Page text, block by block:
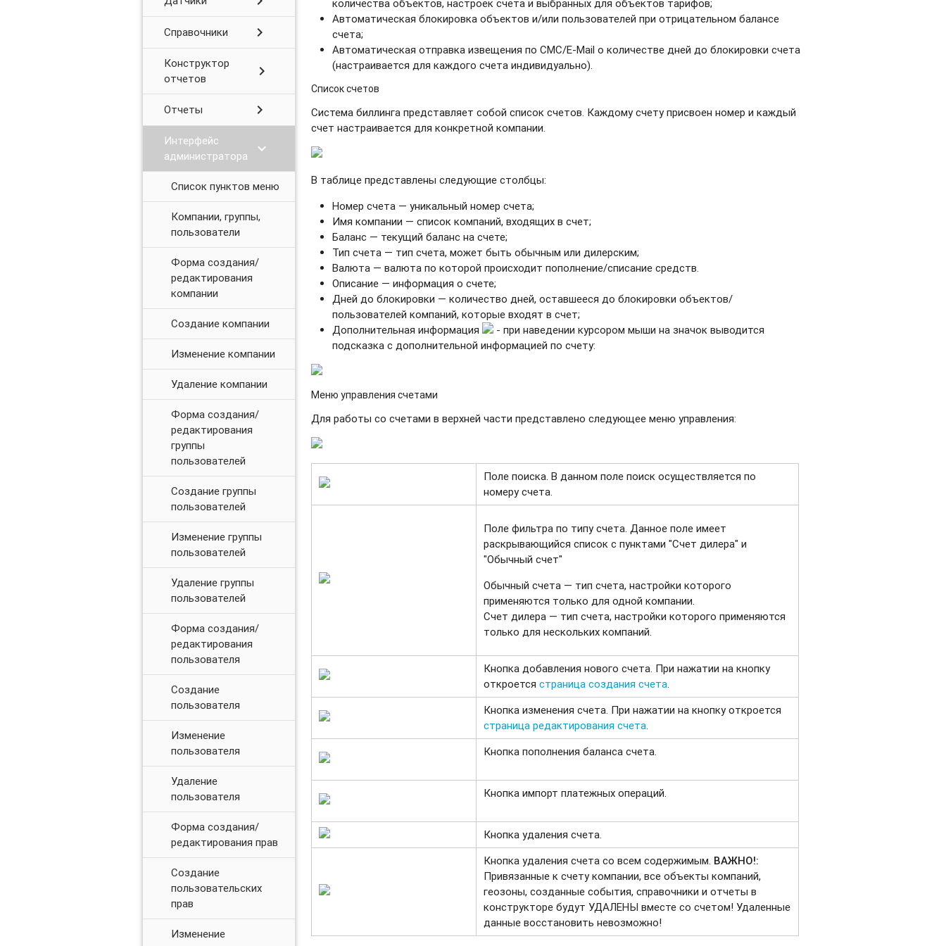
Справочники chevron_right
Конструктор
отчетов
chevron_right
Отчеты chevron_right
Интерфейс
администратора
chevron_right
Список пунктов меню
Компании, группы,
пользователи
Форма создания/
редактирования
компании
Создание компании
Изменение компании
Удаление компании
Форма создания/
редактирования
группы
пользователей
Создание группы
пользователей
Изменение группы
пользователей
Удаление группы
пользователей
Форма создания/
редактирования
пользователя
Создание
пользователя
Изменение
пользователя
Удаление
пользователя
Форма создания/
редактирования прав
Создание
пользовательских
прав
Изменение
количества объектов, настроек счета и выбранных для объектов тарифов;
Автоматическая блокировка объектов и/или пользователей при отрицательном балансе
счета;
Автоматическая отправка извещения по СМС/E-Mail о количестве дней до блокировки счета
(настраивается для каждого счета индивидуально).
Список счетов
Система биллинга представляет собой список счетов. Каждому счету присвоен номер и каждый
счет настраивается для конкретной компании.
В таблице представлены следующие столбцы:
Номер счета — уникальный номер счета;
Имя компании — список компаний, входящих в счет;
Баланс — текущий баланс на счете;
Тип счета — тип счета, может быть обычным или дилерским;
Валюта — валюта по которой происходит пополнение/списание средств.
Описание — информация о счете;
Дней до блокировки — количество дней, оставшееся до блокировки объектов/
пользователей компаний, которые входят в счет;
Дополнительная информация
- при наведении курсором мыши на значок выводится
подсказка с дополнительной информацией по счету:
Меню управления счетами
Для работы со счетами в верхней части представлено следующее меню управления:
Поле поиска. В данном поле поиск осуществляется по
номеру счета.
Поле фильтра по типу счета. Данное поле имеет
раскрывающийся список с пунктами "Счет дилера" и
"Обычный счет"
Обычный счета — тип счета, настройки которого
применяются только для одной компании.
Счет дилера — тип счета, настройки которого применяются
только для нескольких компаний.
Кнопка добавления нового счета. При нажатии на кнопку
откроетсястраница создания счета
Кнопка изменения счета. При нажатии на кнопку откроется
страница редактирования счета
Кнопка пополнения баланса счета.
Кнопка импорт платежных операций.
Кнопка удаления счета.
Кнопка удаления счета со всем содержимым. ВАЖНО!:
Привязанные к счету компании, все объекты компаний,
геозоны, созданные события, справочники и отчеты в
конструкторе будут УДАЛЕНЫ вместе со счетом! Удаленные
данные восстановить невозможно!